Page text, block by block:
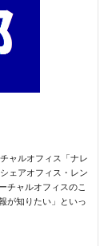
ャルオフィス「ナレ
ェアオフィス・レン
チャルオフィスのこ
が知りたい」といっ